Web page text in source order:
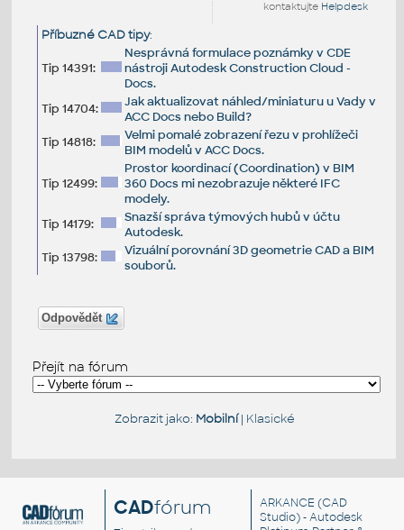
kontaktujte Helpdesk
Příbuzné CAD tipy:
Tip 14391:
Nesprávná formulace poznámky v CDE
nástroji Autodesk Construction Cloud -
Docs.
Tip 14704:
Jak aktualizovat náhled/miniaturu u Vady v
ACC Docs nebo Build?
Tip 14818:
Velmi pomalé zobrazení řezu v prohlížeči
BIM modelů v ACC Docs.
Tip 12499:
Prostor koordinací (Coordination) v BIM
360 Docs mi nezobrazuje některé IFC
modely.
Tip 14179:
Snazší správa týmových hubů v účtu
Autodesk.
Tip 13798:
Vizuální porovnání 3D geometrie CAD a BIM
souborů.
Odpovědět
Přejít na fórum
Zobrazit jako: Mobilní| Klasické
CADfórum ARKANCE (CAD
Studio) - Autodesk